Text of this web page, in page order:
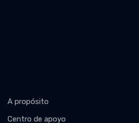
A propósito
Centro de apoyo